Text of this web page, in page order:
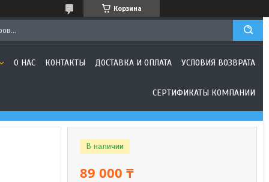
Корзина
О НАС КОНТАКТЫ ДОСТАВКА И ОПЛАТА УСЛОВИЯ ВОЗВРАТА
СЕРТИФИКАТЫ КОМПАНИИ
В наличии
89 000 ₸